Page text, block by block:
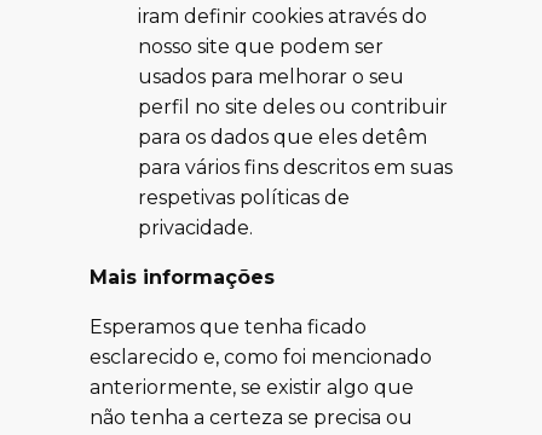
iram definir cookies através do
nosso site que podem ser
usados para melhorar o seu
perfil no site deles ou contribuir
para os dados que eles detêm
para vários fins descritos em suas
respetivas políticas de
privacidade.
Mais informações
Esperamos que tenha ficado
esclarecido e, como foi mencionado
anteriormente, se existir algo que
não tenha a certeza se precisa ou